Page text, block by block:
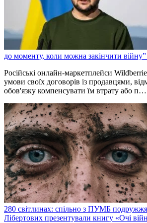
до моменту, коли можна закінчити
Російські онлайн-маркетплейси
умови своїх договорів із продавцями,
обов'язку компенсувати їм втрату або п…
280 світлинах: спільно з ПУМБ
Лібертових презентували книгу «Очі